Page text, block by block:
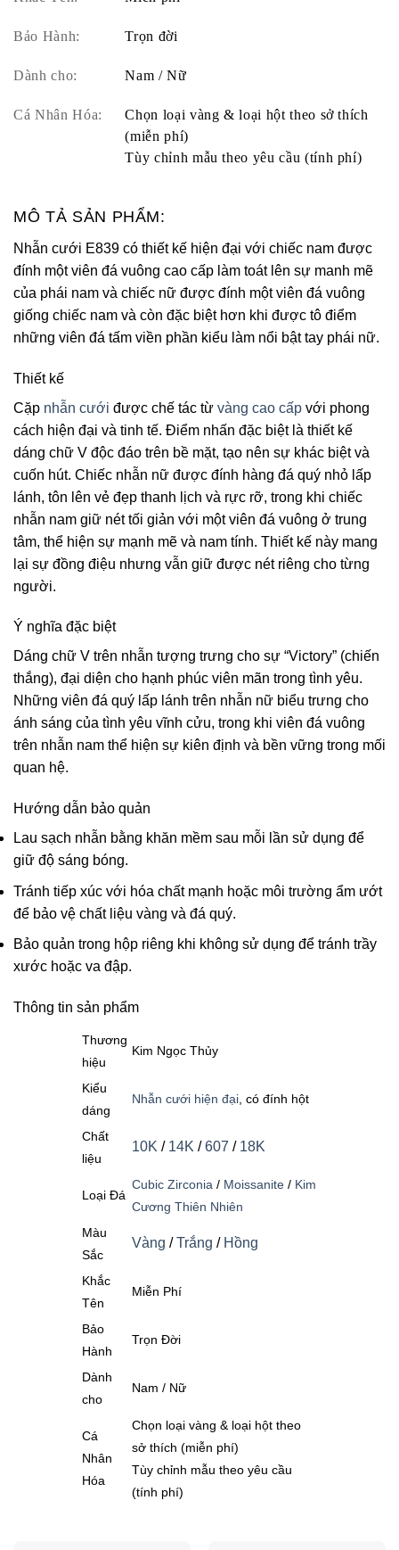
Bảo Hành: Trọn đời
Dành cho: Nam / Nữ
Cá Nhân Hóa:
Chọn loại vàng & loại hột theo sở thích
(miễn phí)
Tùy chỉnh mẫu theo yêu cầu (tính phí)
MÔ TẢ SẢN PHẨM:
Nhẫn cưới E839 có thiết kế hiện đại với chiếc nam được
đính một viên đá vuông cao cấp làm toát lên sự manh mẽ
của phái nam và chiếc nữ được đính một viên đá vuông
giống chiếc nam và còn đặc biệt hơn khi được tô điểm
những viên đá tấm viền phần kiểu làm nổi bật tay phái nữ.
Thiết kế
Cặp nhẫn cưới được chế tác từ vàng cao cấp với phong
cách hiện đại và tinh tế. Điểm nhấn đặc biệt là thiết kế
dáng chữ V độc đáo trên bề mặt, tạo nên sự khác biệt và
cuốn hút. Chiếc nhẫn nữ được đính hàng đá quý nhỏ lấp
lánh, tôn lên vẻ đẹp thanh lịch và rực rỡ, trong khi chiếc
nhẫn nam giữ nét tối giản với một viên đá vuông ở trung
tâm, thể hiện sự mạnh mẽ và nam tính. Thiết kế này mang
lại sự đồng điệu nhưng vẫn giữ được nét riêng cho từng
người.
Ý nghĩa đặc biệt
Dáng chữ V trên nhẫn tượng trưng cho sự “Victory” (chiến
thắng), đại diện cho hạnh phúc viên mãn trong tình yêu.
Những viên đá quý lấp lánh trên nhẫn nữ biểu trưng cho
ánh sáng của tình yêu vĩnh cửu, trong khi viên đá vuông
trên nhẫn nam thể hiện sự kiên định và bền vững trong mối
quan hệ.
Hướng dẫn bảo quản
Lau sạch nhẫn bằng khăn mềm sau mỗi lần sử dụng để
giữ độ sáng bóng.
Tránh tiếp xúc với hóa chất mạnh hoặc môi trường ẩm ướt
để bảo vệ chất liệu vàng và đá quý.
Bảo quản trong hộp riêng khi không sử dụng để tránh trầy
xước hoặc va đập.
Thông tin sản phẩm
Thương
hiệu
Kim Ngọc Thủy
Kiểu
dáng
Nhẫn cưới hiện đại, có đính hột
Chất
liệu
10K / 14K /607 / 18K
Loại Đá
Cubic Zirconia / Moissanite/ Kim
Cương Thiên Nhiên
Màu
Sắc
Vàng /Trắng / Hồng
Khắc
Tên
Miễn Phí
Bảo
Hành
Trọn Đời
Dành
cho
Nam / Nữ
Cá
Nhân
Hóa
Chọn loại vàng & loại hột theo
sở thích (miễn phí)
Tùy chỉnh mẫu theo yêu cầu
(tính phí)